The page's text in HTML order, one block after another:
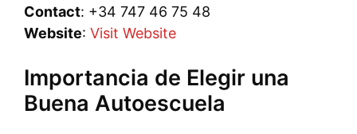
Contact: +34 747 46 75 48
Website: Visit Website
Importancia de Elegir una
Buena Autoescuela